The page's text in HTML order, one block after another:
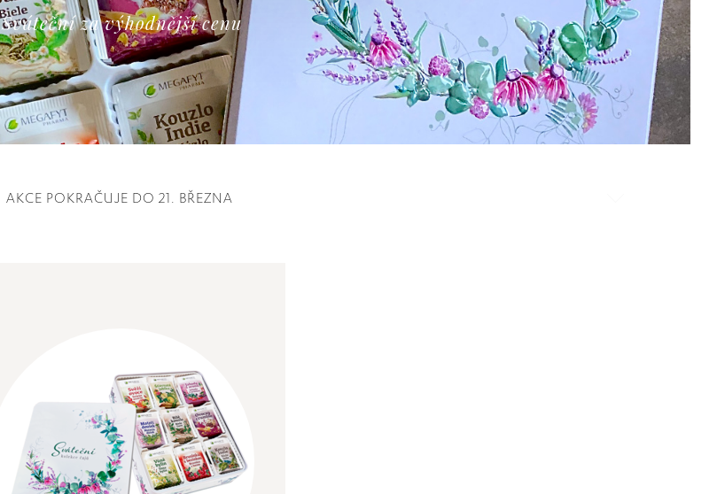
Sváteční za výhodnější cenu
AKCE POKRAČUJE DO 21. BŘEZNA